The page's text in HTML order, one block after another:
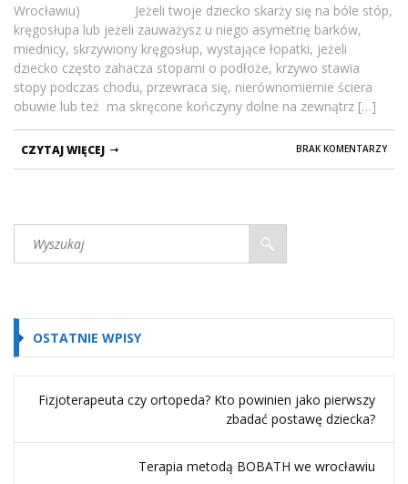
Wrocławiu) Jeżeli twoje dziecko skarży się na bóle stóp,
kręgosłupa lub jeżeli zauważysz u niego asymetrię barków,
miednicy, skrzywiony kręgosłup, wystające łopatki, jeżeli
dziecko często zahacza stopami o podłoże, krzywo stawia
stopy podczas chodu, przewraca się, nierównomiernie ściera
obuwie lub też ma skręcone kończyny dolne na zewnątrz […]
BRAK KOMENTARZY
CZYTAJ WIĘCEJ
OSTATNIE WPISY
Fizjoterapeuta czy ortopeda? Kto powinien jako pierwszy
zbadać postawę dziecka?
Terapia metodą BOBATH we wrocławiu